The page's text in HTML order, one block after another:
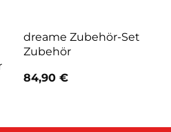
dreame Zubehör-Set
Zubehör
84,90 €